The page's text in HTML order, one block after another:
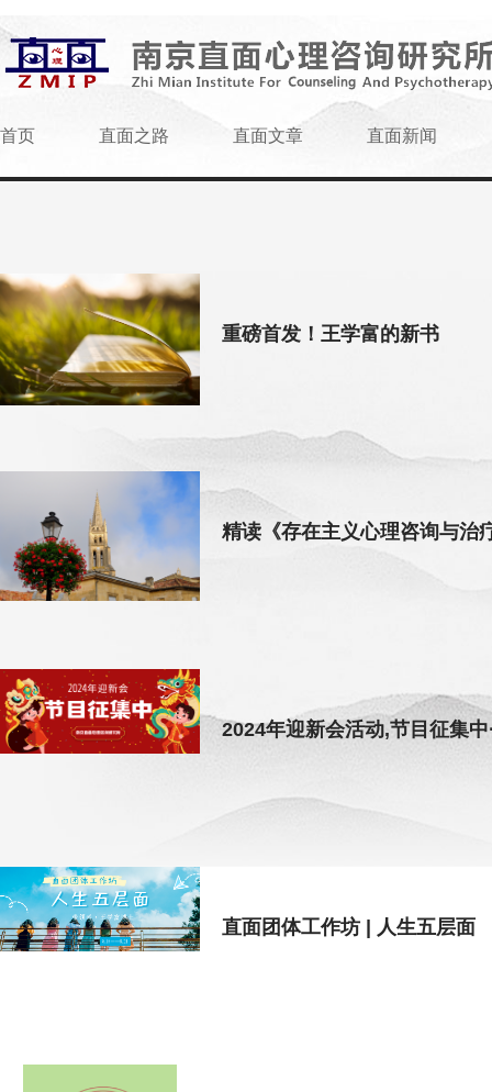
首页 直面之路 直面文章 直面新闻
重磅首发！王学富的新书
精读《存在主义心理咨询与治
2024年迎新会活动,节目征集中
直面团体工作坊 | 人生五层面